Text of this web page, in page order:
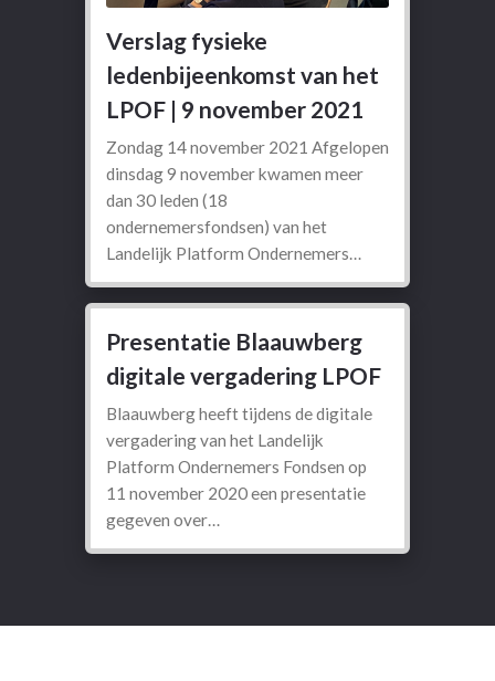
Verslag fysieke
ledenbijeenkomst van het
LPOF | 9 november 2021
Zondag 14 november 2021 Afgelopen
dinsdag 9 november kwamen meer
dan 30 leden (18
ondernemersfondsen) van het
Landelijk Platform Ondernemers…
Presentatie Blaauwberg
digitale vergadering LPOF
Blaauwberg heeft tijdens de digitale
vergadering van het Landelijk
Platform Ondernemers Fondsen op
11 november 2020 een presentatie
gegeven over…